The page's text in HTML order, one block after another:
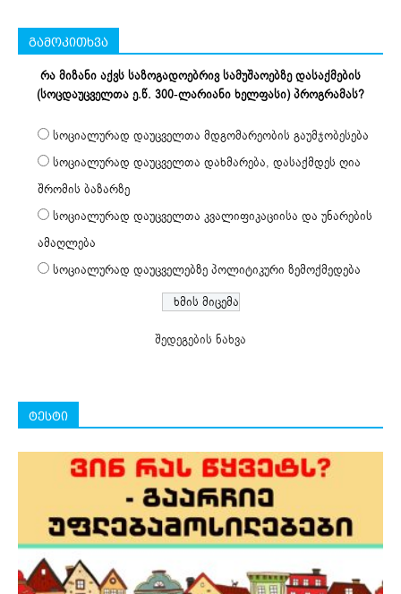
გამოკითხვა
რა მიზანი აქვს საზოგადოებრივ სამუშაოებზე დასაქმების
(სოცდაუცველთა ე.წ. 300-ლარიანი ხელფასი) პროგრამას?
სოციალურად დაუცველთა მდგომარეობის გაუმჯობესება
სოციალურად დაუცველთა დახმარება, დასაქმდეს ღია
შრომის ბაზარზე
სოციალურად დაუცველთა კვალიფიკაციისა და უნარების
ამაღლება
სოციალურად დაუცველებზე პოლიტიკური ზემოქმედება
შედეგების ნახვა
ტესტი